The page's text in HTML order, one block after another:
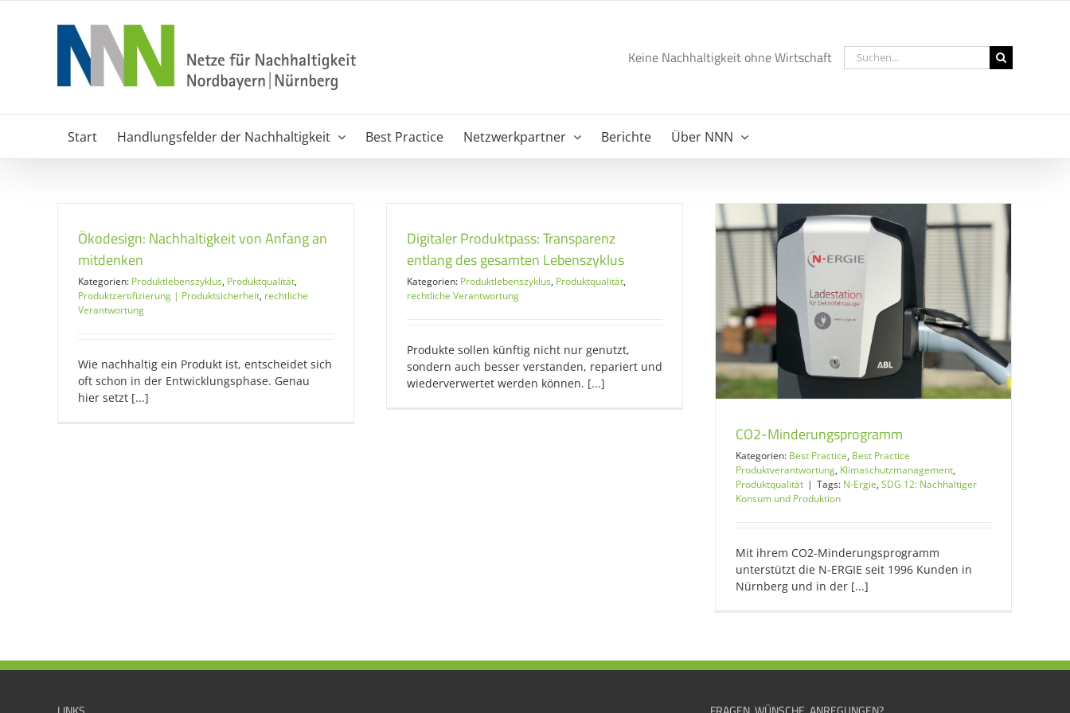
Keine Nachhaltigkeit ohne Wirtschaft
Suche
nach:
Start Handlungsfelder der Nachhaltigkeit Best Practice Netzwerkpartner Berichte Über NNN
Ökodesign: Nachhaltigkeit von Anfang an
mitdenken
Kategorien: Produktlebenszyklus, Produktqualität,
Produktzertifizierung | Produktsicherheit, rechtliche
Verantwortung
Wie nachhaltig ein Produkt ist, entscheidet sich
oft schon in der Entwicklungsphase. Genau
hier setzt [...]
Digitaler Produktpass: Transparenz
entlang des gesamten Lebenszyklus
Kategorien: Produktlebenszyklus, Produktqualität,
rechtliche Verantwortung
Produkte sollen künftig nicht nur genutzt,
sondern auch besser verstanden, repariert und
wiederverwertet werden können. [...]
CO2-Minderungsprogramm
Kategorien: Best Practice, Best Practice
Produktverantwortung, Klimaschutzmanagement,
Produktqualität | Tags: N-Ergie, SDG 12: Nachhaltiger
Konsum und Produktion
Mit ihrem CO2-Minderungsprogramm
unterstützt die N-ERGIE seit 1996 Kunden in
Nürnberg und in der [...]